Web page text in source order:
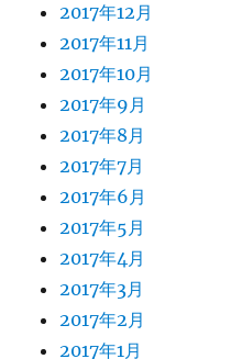
2017年12月
2017年11月
2017年10月
2017年9月
2017年8月
2017年7月
2017年6月
2017年5月
2017年4月
2017年3月
2017年2月
2017年1月